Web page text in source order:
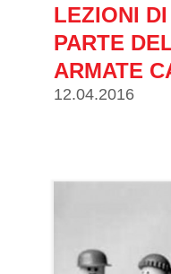
LEZIONI
PARTE
ARMATE
12.04.2016